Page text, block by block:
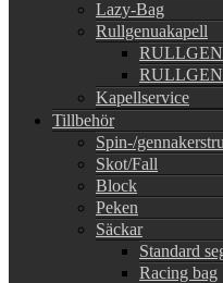
Lazy-Bag
Rullgenuakapell
Kapellservice
Tillbehör
Spin-/
Skot/Fall
Block
Peken
Säckar
Standard
Racing bag